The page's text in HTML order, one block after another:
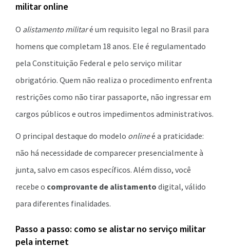
militar online
O alistamento militaré um requisito legal no Brasil para
homens que completam 18 anos. Ele é regulamentado
pela Constituição Federal e pelo serviço militar
obrigatório. Quem não realiza o procedimento enfrenta
restrições como não tirar passaporte, não ingressar em
cargos públicos e outros impedimentos administrativos.
O principal destaque do modelo onlineé a praticidade:
não há necessidade de comparecer presencialmente à
junta, salvo em casos específicos. Além disso, você
recebe o comprovante de alistamento digital, válido
para diferentes finalidades.
Passo a passo: como se alistar no serviço militar
pela internet